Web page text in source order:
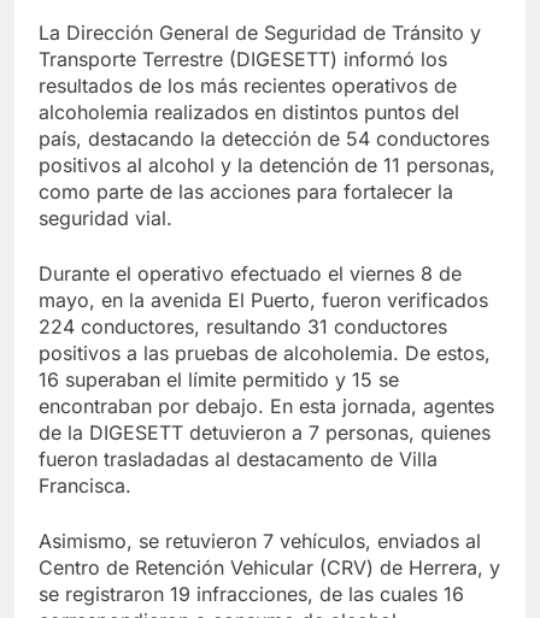
La Dirección General de Seguridad de Tránsito y
Transporte Terrestre (DIGESETT) informó los
resultados de los más recientes operativos de
alcoholemia realizados en distintos puntos del
país, destacando la detección de 54 conductores
positivos al alcohol y la detención de 11 personas,
como parte de las acciones para fortalecer la
seguridad vial.
Durante el operativo efectuado el viernes 8 de
mayo, en la avenida El Puerto, fueron verificados
224 conductores, resultando 31 conductores
positivos a las pruebas de alcoholemia. De estos,
16 superaban el límite permitido y 15 se
encontraban por debajo. En esta jornada, agentes
de la DIGESETT detuvieron a 7 personas, quienes
fueron trasladadas al destacamento de Villa
Francisca.
Asimismo, se retuvieron 7 vehículos, enviados al
Centro de Retención Vehicular (CRV) de Herrera, y
se registraron 19 infracciones, de las cuales 16